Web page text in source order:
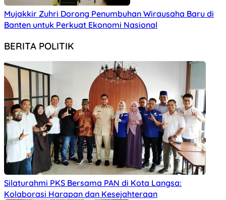
Mujakkir Zuhri Dorong Penumbuhan Wirausaha Baru di
Banten untuk Perkuat Ekonomi Nasional
BERITA POLITIK
Silaturahmi PKS Bersama PAN di Kota Langsa:
Kolaborasi Harapan dan Kesejahteraan